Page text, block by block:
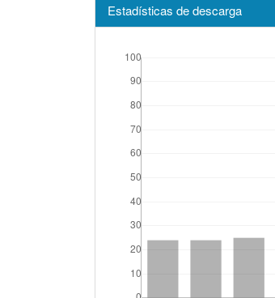
Estadísticas de descarga